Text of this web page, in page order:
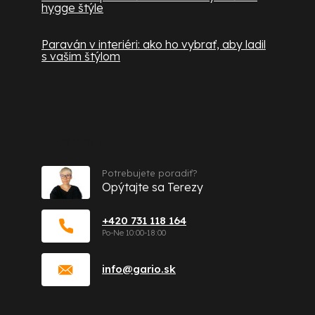
hygge štýle
Paraván v interiéri: ako ho vybrať, aby ladil
s vašim štýlom
info@gario.sk
+420 731 118 164
Potrebujete poradiť?
Opýtajte sa Terezy